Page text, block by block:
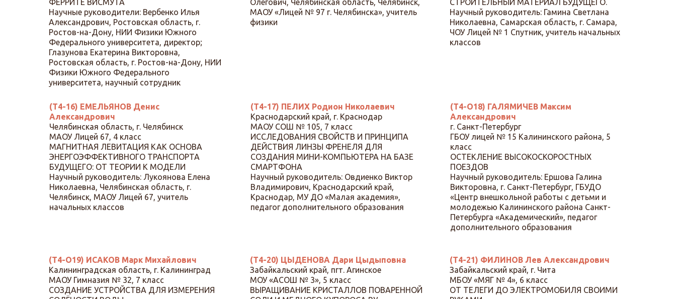
ФЕРРИТЕ ВИСМУТА
Научные руководители: Вербенко Илья
Александрович, Ростовская область, г.
Ростов-на-Дону, НИИ Физики Южного
Федерального университета, директор;
Глазунова Екатерина Викторовна,
Ростовская область, г. Ростов-на-Дону, НИИ
Физики Южного Федерального
университета, научный сотрудник
Олегович, Челябинская область, Челябинск,
МАОУ «Лицей № 97 г. Челябинска», учитель
физики
СТРОИТЕЛЬНЫЙ МАТЕРИАЛ БУДУЩЕГО.
Научный руководитель: Гамина Светлана
Николаевна, Самарская область, г. Самара,
ЧОУ Лицей № 1 Спутник, учитель начальных
классов
(Т4-16) ЕМЕЛЬЯНОВ Денис
Александрович
Челябинская область, г. Челябинск
МАОУ Лицей 67, 4 класс
МАГНИТНАЯ ЛЕВИТАЦИЯ КАК ОСНОВА
ЭНЕРГОЭФФЕКТИВНОГО ТРАНСПОРТА
БУДУЩЕГО: ОТ ТЕОРИИ К МОДЕЛИ
Научный руководитель: Лукоянова Елена
Николаевна, Челябинская область, г.
Челябинск, МАОУ Лицей 67, учитель
начальных классов
(Т4-17) ПЕЛИХ Родион Николаевич
Краснодарский край, г. Краснодар
МАОУ СОШ № 105, 7 класс
ИССЛЕДОВАНИЯ СВОЙСТВ И ПРИНЦИПА
ДЕЙСТВИЯ ЛИНЗЫ ФРЕНЕЛЯ ДЛЯ
СОЗДАНИЯ МИНИ-КОМПЬЮТЕРА НА БАЗЕ
СМАРТФОНА
Научный руководитель: Овдиенко Виктор
Владимирович, Краснодарский край,
Краснодар, МУ ДО «Малая академия»,
педагог дополнительного образования
(Т4-О18) ГАЛЯМИЧЕВ Максим
Александрович
г. Санкт-Петербург
ГБОУ лицей № 15 Калининского района, 5
класс
ОСТЕКЛЕНИЕ ВЫСОКОСКОРОСТНЫХ
ПОЕЗДОВ
Научный руководитель: Ершова Галина
Викторовна, г. Санкт-Петербург, ГБУДО
«Центр внешкольной работы с детьми и
молодежью Калининского района Санкт-
Петербурга «Академический», педагог
дополнительного образования
(Т4-О19) ИСАКОВ Марк Михайлович
Калининградская область, г. Калининград
МАОУ Гимназия № 32, 7 класс
СОЗДАНИЕ УСТРОЙСТВА ДЛЯ ИЗМЕРЕНИЯ
(Т4-20) ЦЫДЕНОВА Дари Цыдыповна
Забайкальский край, пгт. Агинское
МОУ «АСОШ № 3», 5 класс
ВЫРАЩИВАНИЕ КРИСТАЛЛОВ ПОВАРЕННОЙ
(Т4-21) ФИЛИНОВ Лев Александрович
Забайкальский край, г. Чита
МБОУ «МЯГ № 4», 6 класс
ОТ ТЕЛЕГИ ДО ЭЛЕКТРОМОБИЛЯ СВОИМИ